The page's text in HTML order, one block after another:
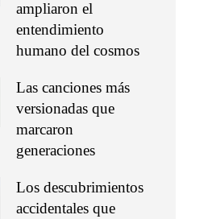
ampliaron el
entendimiento
humano del cosmos
Las canciones más
versionadas que
marcaron
generaciones
Los descubrimientos
accidentales que